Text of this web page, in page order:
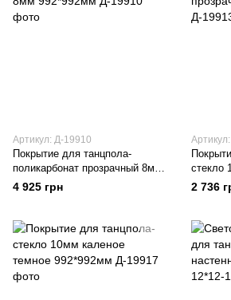
Артикул: Д-19910
Покрытие для танцпола-
поликарбонат прозрачный 8мм
992*992мм
4 925 грн
стекло
2 736